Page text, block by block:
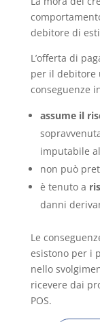
debitore di
L’offerta di
per il debitore
conseguenze
assume il
imputabile
non può
è tenuto a
danni
Le
esistono per i
nello
ricevere dai
POS.